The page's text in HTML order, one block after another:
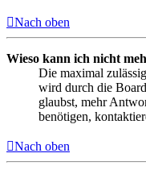
Nach oben
Wieso kann ich nicht
Die maximal
wird durch die
glaubst, mehr
benötigen,
Nach oben